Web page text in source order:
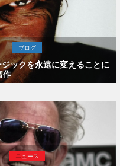
ブログ
ックを永遠に変えることに
作
ニュース